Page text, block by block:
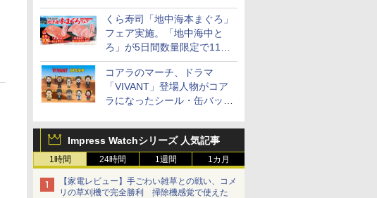
くら寿司「地中海本まぐろ」
フェア実施。「地中海中と
ろ」が5日間数量限定で110
円！
コアラのマーチ、ドラマ
「VIVANT」登場人物がコア
ラになったシール・缶バッジ
Impress Watchシリーズ 人気記事
1時間 24時間 1週間 1カ月
【家電レビュー】手ごわい雑草との戦い、コメ
リの草刈機で完全勝利 掃除機感覚で使えた